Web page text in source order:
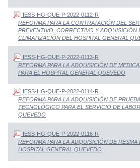
IESS-HG-QUE-P-2022-0112-R
REFORMA PARA LA CONTRATACIÓN DEL
PREVENTIVO, CORRECTIVO Y ADQUISICIÓN
CLIMATIZACIÓN DEL HOSPITAL GENERAL
IESS-HG-QUE-P-2022-0113-R
REFORMA PARA LA ADQUISICIÓN DE
PARA EL HOSPITAL GENERAL QUEVEDO
IESS-HG-QUE-P-2022-0114-R
REFORMA PARA LA ADQUISICIÓN DE
TECNOLÓGICO PARA EL SERVICIO DE
QUEVEDO
IESS-HG-QUE-P-2022-0116-R
REFORMA PARA LA ADQUISICIÓN DE RESMA
HOSPITAL GENERAL QUEVEDO